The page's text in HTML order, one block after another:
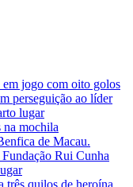
jogo com oito golos
perseguição ao líder
lugar
na mochila
de Macau.
Rui Cunha
três quilos de heroína